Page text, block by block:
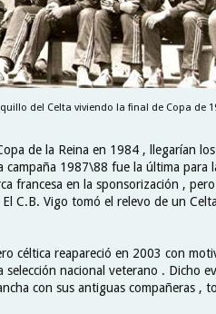
del Celta viviendo la final de Copa de
de la Reina en 1984 , llegarían
1987\88 fue la última para
francesa en la sponsorización ,
C.B. Vigo tomó el relevo de un
céltica reapareció en 2003 con
nacional veterano . Dicho
con sus antiguas compañeras ,